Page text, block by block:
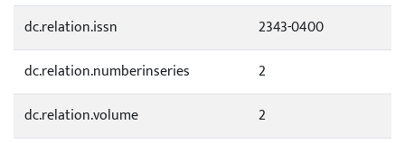
dc.relation.issn
2343-0400
dc.relation.numberinseries
2
dc.relation.volume
2